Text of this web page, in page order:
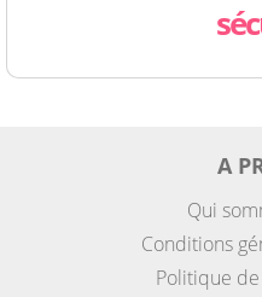
A
Qui
Conditions
Politique